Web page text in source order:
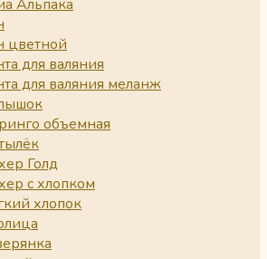
Альпака
цветной
для валяния
для валяния меланж
объемная
Голд
с хлопком
хлопок